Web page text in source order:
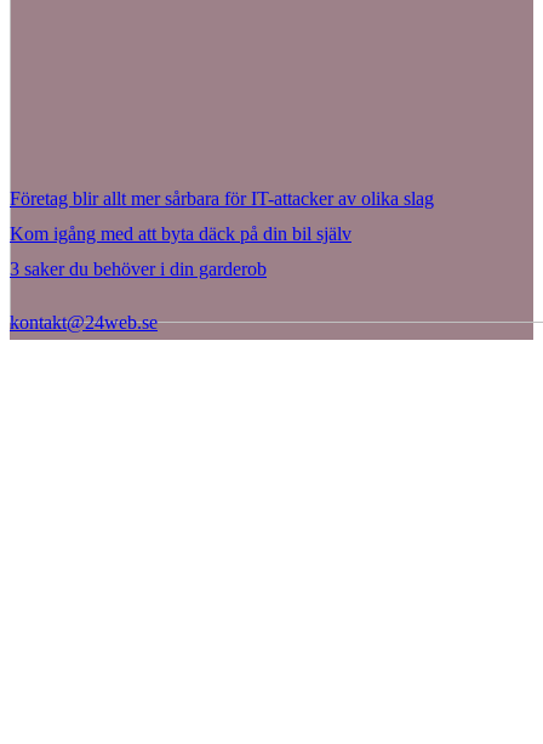
Företag blir allt mer sårbara för IT-attacker av olika slag
Kom igång med att byta däck på din bil själv
3 saker du behöver i din garderob
kontakt@24web.se